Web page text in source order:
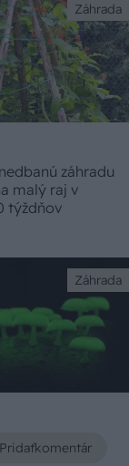
Záhrada
záhradu
malý raj v
týždňov
Záhrada
Pridaťkomentár